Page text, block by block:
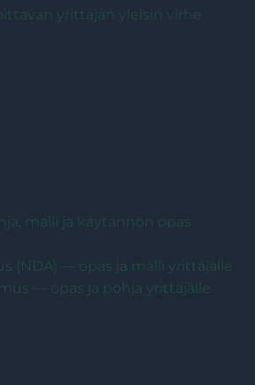
yrittäjän yleisin virhe
malli ja käytännön opas
(NDA) — opas ja malli yrittäjälle
— opas ja pohja yrittäjälle